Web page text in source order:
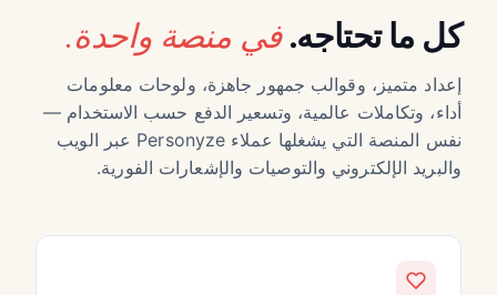
كل ما تحتاجه.في منصة واحدة.
إعداد متميز، وقوالب جمهور جاهزة، ولوحات معلومات
أداء، وتكاملات عالمية، وتسعير الدفع حسب الاستخدام —
نفس المنصة التي يشغلها عملاء Personyze عبر الويب
والبريد الإلكتروني والتوصيات والإشعارات الفورية.